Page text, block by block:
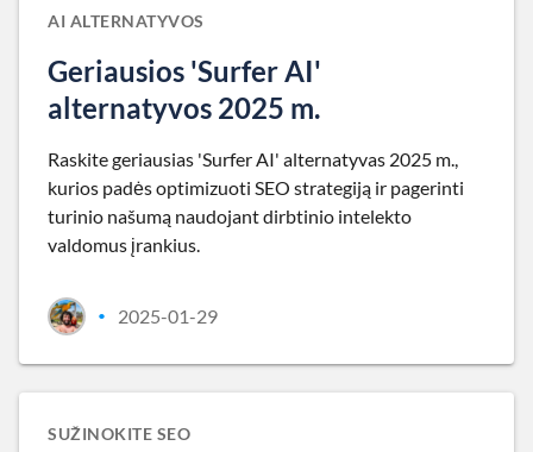
AI ALTERNATYVOS
Geriausios 'Surfer AI'
alternatyvos 2025 m.
Raskite geriausias 'Surfer AI' alternatyvas 2025 m.,
kurios padės optimizuoti SEO strategiją ir pagerinti
turinio našumą naudojant dirbtinio intelekto
valdomus įrankius.
• 2025-01-29
SUŽINOKITE SEO